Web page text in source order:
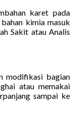
karet pada
kimia masuk
Sakit atau Analis
modifikasi bagian
atau memakai
sampai ke